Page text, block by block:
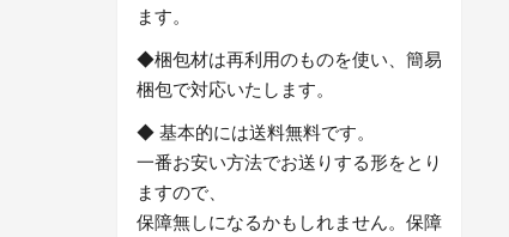
ます。
◆梱包材は再利用のものを使い、簡易
梱包で対応いたします。
◆ 基本的には送料無料です。
一番お安い方法でお送りする形をとり
ますので、
保障無しになるかもしれません。保障